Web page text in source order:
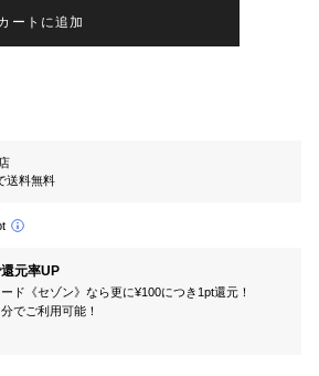
ートに追加
送料無料
元率UP
ド《セゾン》なら更に¥100につき1pt還元！
でご利用可能！